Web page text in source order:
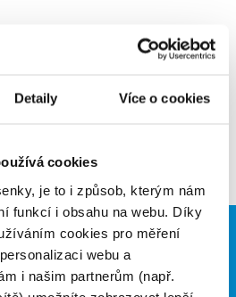
Detaily Více o cookies
cookies
je to i způsob, kterým nám
funkcí i obsahu na webu. Díky
cookies pro měření
webu a
i našim partnerům (např.
Firmy
Vložit inzerát